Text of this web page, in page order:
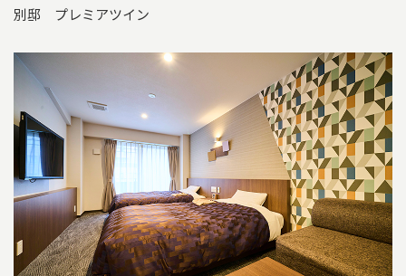
別邸 プレミアツイン